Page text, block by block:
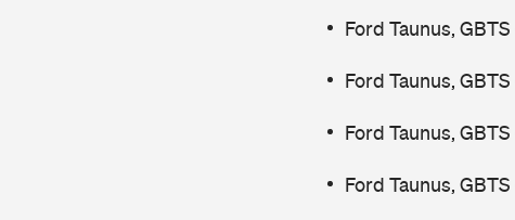
Ford Taunus,
Ford Taunus,
Ford Taunus,
Ford Taunus,